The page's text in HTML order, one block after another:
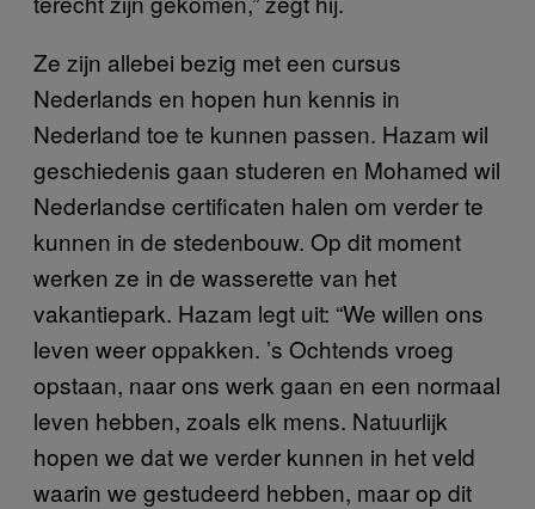
Ze zijn allebei bezig met een cursus
Nederlands en hopen hun kennis in
Nederland toe te kunnen passen. Hazam wil
geschiedenis gaan studeren en Mohamed wil
Nederlandse certificaten halen om verder te
kunnen in de stedenbouw. Op dit moment
werken ze in de wasserette van het
vakantiepark. Hazam legt uit: “We willen ons
leven weer oppakken. ’s Ochtends vroeg
opstaan, naar ons werk gaan en een normaal
leven hebben, zoals elk mens. Natuurlijk
hopen we dat we verder kunnen in het veld
waarin we gestudeerd hebben, maar op dit